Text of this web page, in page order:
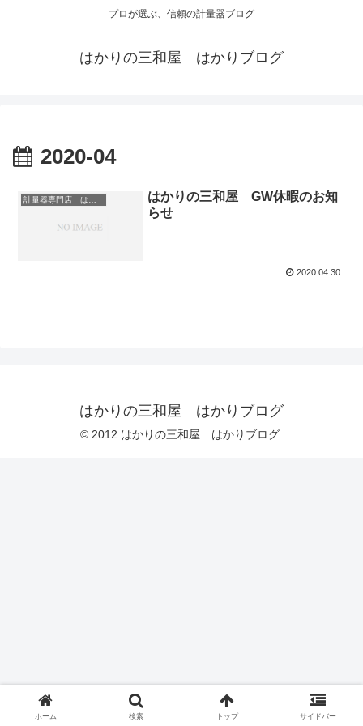
プロが選ぶ、信頼の計量器ブログ
はかりの三和屋 はかりブログ
2020-04
はかりの三和屋 GW休暇のお知
らせ
2020.04.30
はかりの三和屋 はかりブログ
© 2012 はかりの三和屋 はかりブログ.
ホーム 検索 トップ サイドバー